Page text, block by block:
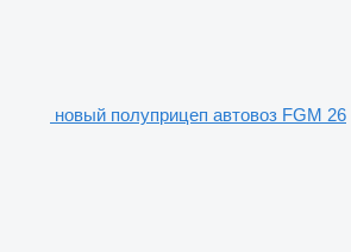
новый полуприцеп автовоз FGM 26